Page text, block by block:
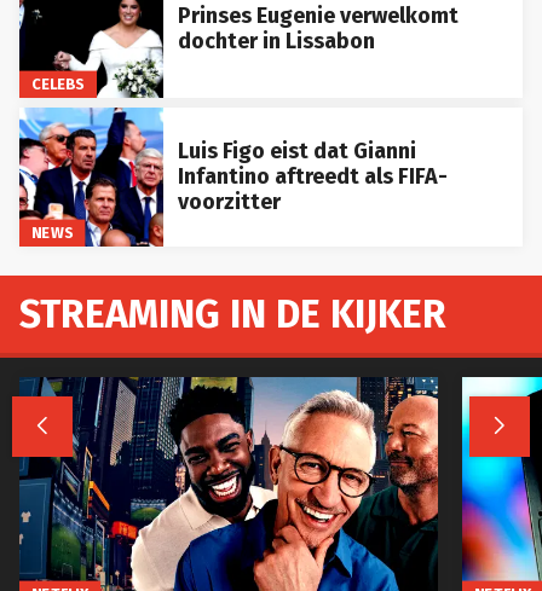
CELEBS
Prinses Eugenie verwelkomt
dochter in Lissabon
NEWS
Luis Figo eist dat Gianni
Infantino aftreedt als FIFA-
voorzitter
STREAMING IN DE KIJKER
 